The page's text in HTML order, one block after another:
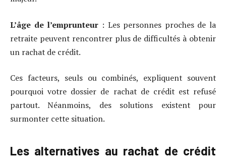
L’âge de l’emprunteur : Les personnes proches de la
retraite peuvent rencontrer plus de difficultés à obtenir
un rachat de crédit.
Ces facteurs, seuls ou combinés, expliquent souvent
pourquoi votre dossier de rachat de crédit est refusé
partout. Néanmoins, des solutions existent pour
surmonter cette situation.
Les alternatives au rachat de crédit